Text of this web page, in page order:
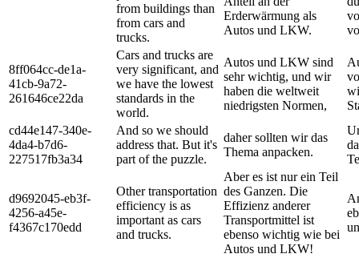
from buildings than
from cars and
trucks.
Erderwärmung als
Autos und LKW.
8ff064cc-de1a-
41cb-9a72-
261646ce22da
Cars and trucks are
very significant, and
we have the lowest
standards in the
world.
Autos und LKW sind
sehr wichtig, und wir
haben die weltweit
niedrigsten Normen,
cd44e147-340e-
4da4-b7d6-
227517fb3a34
And so we should
address that. But it's
part of the puzzle.
daher sollten wir das
Thema anpacken.
d9692045-eb3f-
4256-a45e-
f4367c170edd
Other transportation
efficiency is as
important as cars
and trucks.
Aber es ist nur ein Teil
des Ganzen. Die
Effizienz anderer
Transportmittel ist
ebenso wichtig wie bei
Autos und LKW!